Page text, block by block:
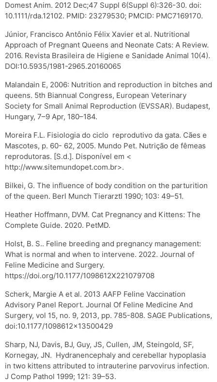
Domest Anim. 2012 Dec;47 Suppl 6(Suppl 6):326-30. doi:
10.1111/rda.12102. PMID: 23279530; PMCID: PMC7169170.
Júnior, Francisco Antônio Félix Xavier et al. Nutritional
Approach of Pregnant Queens and Neonate Cats: A Review.
2016. Revista Brasileira de Higiene e Sanidade Animal 10(4).
DOI:10.5935/1981-2965.20160065
Malandain E, 2006: Nutrition and reproduction in bitches and
queens. 5th Biannual Congress, European Veterinary
Society for Small Animal Reproduction (EVSSAR). Budapest,
Hungary, 7–9 Apr, 180–184.
Moreira F.L. Fisiologia do ciclo reprodutivo da gata. Cães e
Mascotes, p. 60- 62, 2005. Mundo Pet. Nutrição de fêmeas
reprodutoras. [S.d.]. Disponível em <
http://www.sitemundopet.com.br>.
Bilkei, G. The influence of body condition on the parturition
of the queen. Berl Munch Tierarztl 1990; 103: 49–51.
Heather Hoffmann, DVM. Cat Pregnancy and Kittens: The
Complete Guide. 2020. PetMD.
Holst, B. S.. Feline breeding and pregnancy management:
What is normal and when to intervene. 2022. Journal of
Feline Medicine and Surgery.
https://doi.org/10.1177/1098612X221079708
Scherk, Margie A et al. 2013 AAFP Feline Vaccination
Advisory Panel Report. Journal Of Feline Medicine And
Surgery, vol 15, no. 9, 2013, pp. 785-808. SAGE Publications,
doi:10.1177/1098612x13500429
Sharp, NJ, Davis, BJ, Guy, JS, Cullen, JM, Steingold, SF,
Kornegay, JN. Hydranencephaly and cerebellar hypoplasia
in two kittens attributed to intrauterine parvovirus infection.
J Comp Pathol 1999; 121: 39–53.